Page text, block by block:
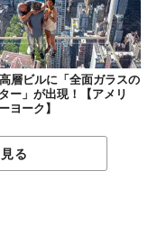
層ビルに「全面ガラスの
ー」が出現！【アメリ
ヨーク】
る